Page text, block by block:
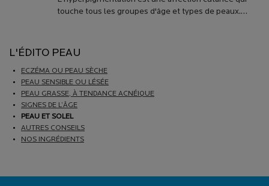
touche tous les groupes d'âge et types de peaux.
L'ÉDITO PEAU
ECZÉMA OU PEAU SÈCHE
PEAU SENSIBLE OU LÉSÉE
PEAU GRASSE, À TENDANCE ACNÉIQUE
SIGNES DE L’ÂGE
PEAU ET SOLEL
AUTRES CONSEILS
NOS INGRÉDIENTS